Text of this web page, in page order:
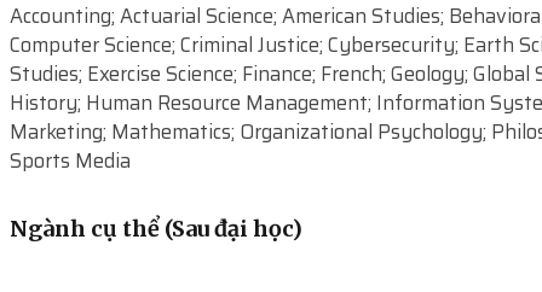
Accounting; Actuarial Science; American Studies;
Computer Science; Criminal Justice; Cybersecurity; Earth
Studies; Exercise Science; Finance; French; Geology;
History; Human Resource Management; Information
Marketing; Mathematics; Organizational Psychology;
Sports Media
Ngành cụ thể (Sau đại học)